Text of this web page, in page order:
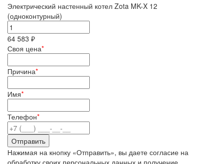
Электрический настенный котел Zota MK-X 12
(одноконтурный)
64 583 ₽
Своя цена*
Причина*
Имя*
Телефон*
Нажимая на кнопку «Отправить», вы даете согласие на
обработку своих персональных данных и получение